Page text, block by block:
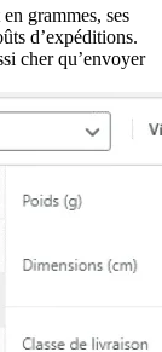
grammes, ses
d’expéditions.
cher qu’envoyer